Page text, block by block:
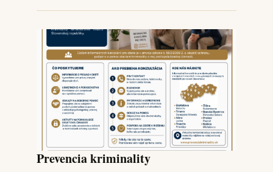
Prevencia kriminality